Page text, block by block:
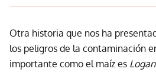
Otra historia que nos ha
los peligros de la contaminación
importante como el maíz es Logan